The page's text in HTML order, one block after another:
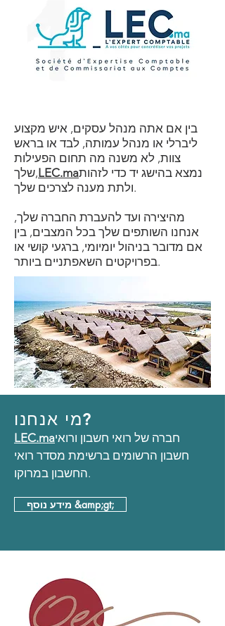
בין אם אתה מנהל עסקים, איש מקצוע
ליברלי או מנהל עמותה, לבד או בראש
צוות, לא משנה מה תחום הפעילות
שלך,LEC.maנמצא בהישג יד כדי לזהות
ולתת מענה לצרכים שלך.
מהיצירה ועד להעברת החברה שלך,
אנחנו השותפים שלך בכל המצבים, בין
אם מדובר בניהול יומיומי, ברגעי קושי או
בפרויקטים השאפתניים ביותר.
מי אנחנו?
LEC.maחברה של רואי חשבון ורואי
חשבון הרשומים ברשימת מסדר רואי
החשבון במרוקו.
מידע נוסף &amp;gt;